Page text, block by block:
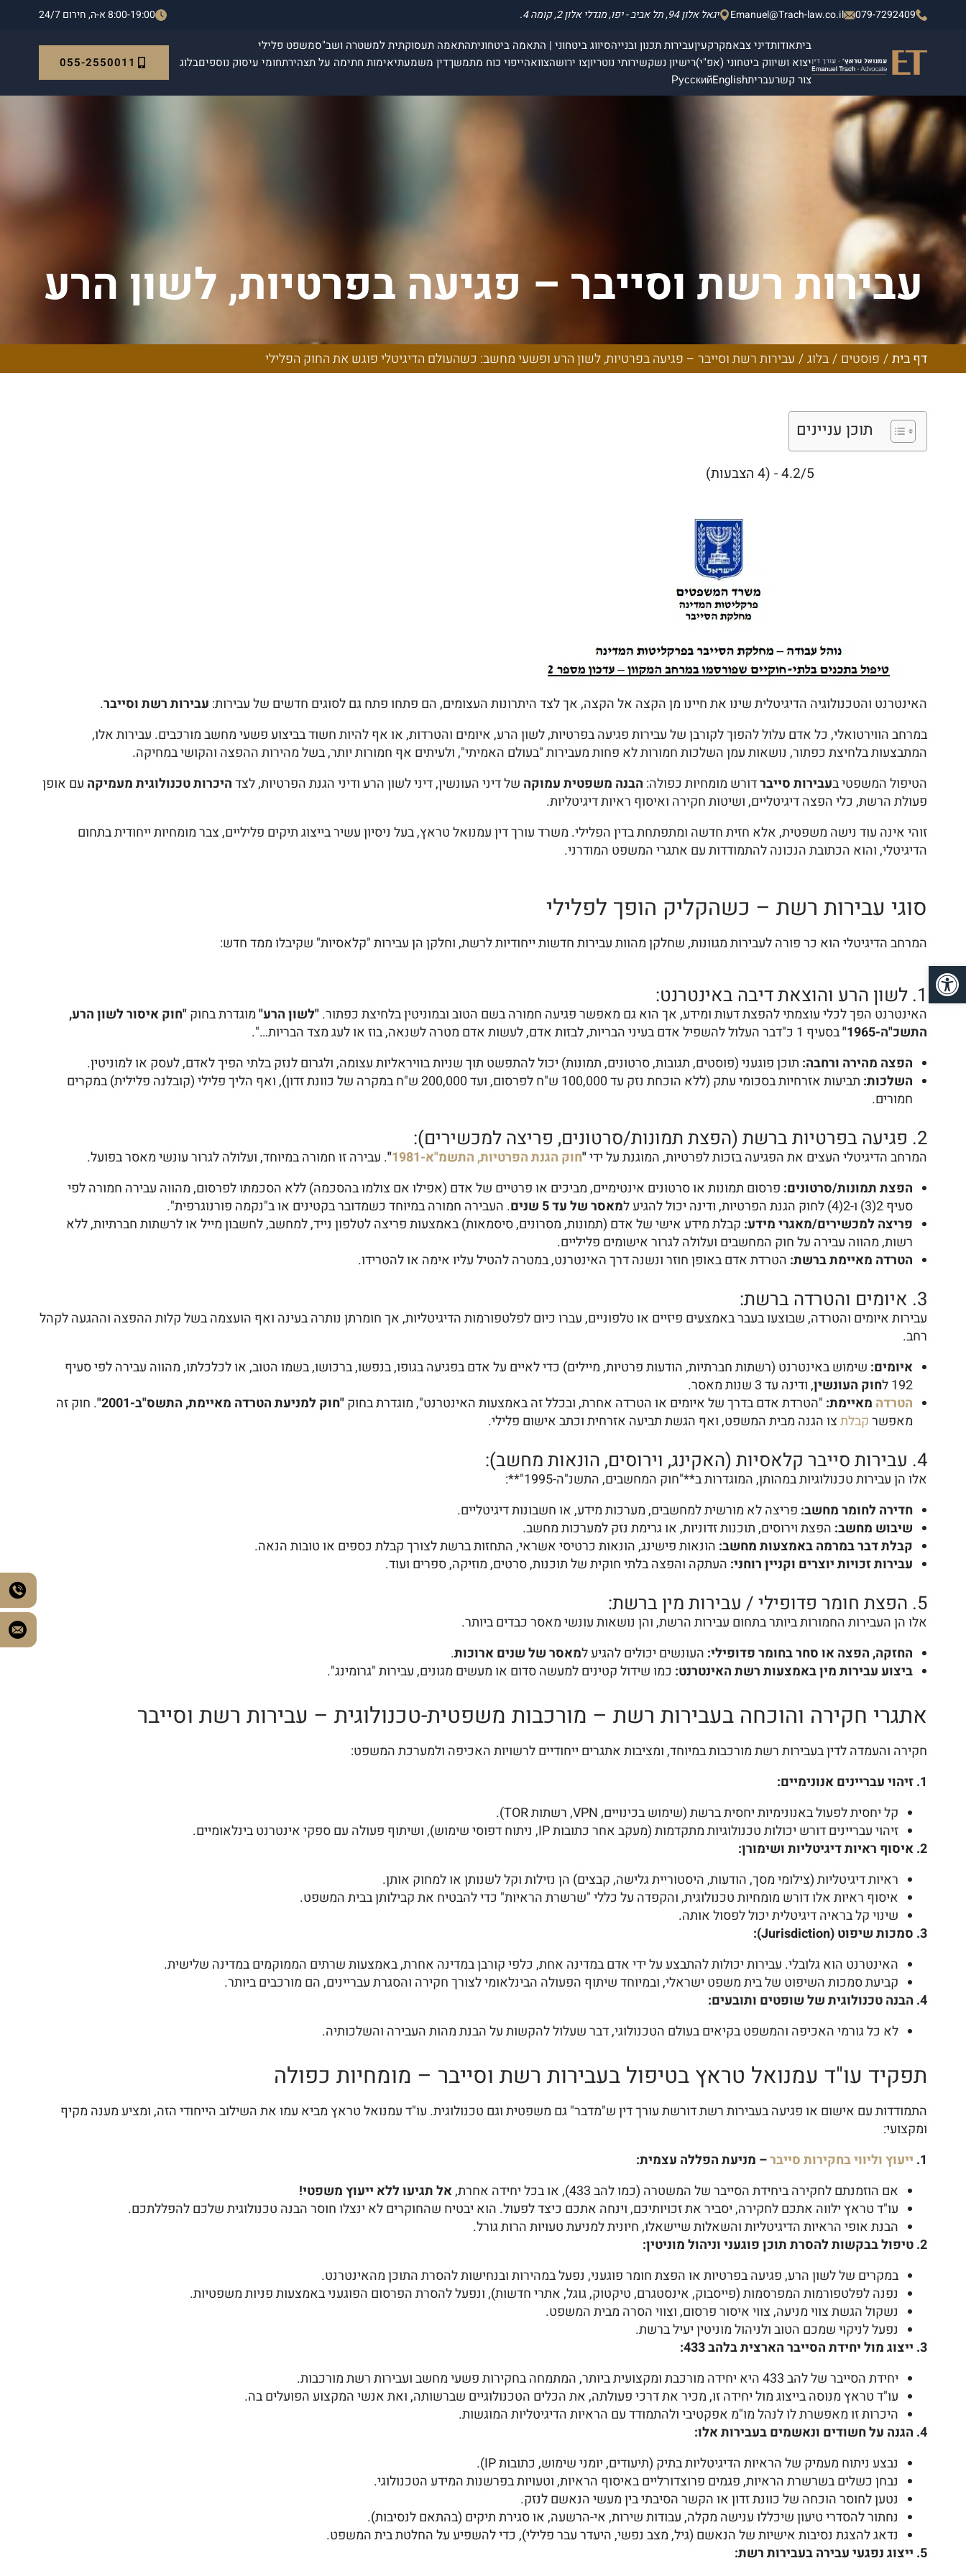
079-7292409
Emanuel@Trach-law.co.il יגאל אלון 94, תל אביב - יפו, מגדלי אלון 2, קומה 4. 8:00-19:00 א-ה, חירום 24/7
ביתאודותדיני צבאמקרקעיןעבירות תכנון ובנייהסיווג ביטחוני | התאמה ביטחוניתהתאמה תעסוקתית למשטרה ושב"סמשפט פלילי
יצוא ושיווק ביטחוני (אפ"י)רישיון נשקשירותי נוטריוןצו ירושהצוואהייפוי כוח מתמשךדין משמעתיאימות חתימה על תצהירתחומי עיסוק נוספיםבלוג
צור קשרעבריתEnglish
Русский
055-2550011
עבירות רשת וסייבר – פגיעה בפרטיות, לשון הרע
ופשעי מחשב: כשהעולם הדיגיטלי פוגש את
החוק הפלילי דף בית/ פוסטים /בלוג/ עבירות רשת וסייבר – פגיעה בפרטיות, לשון הרע ופשעי מחשב: כשהעולם הדיגיטלי פוגש את החוק הפלילי
תוכן עניינים
4.2/5 - (4 הצבעות)
האינטרנט והטכנולוגיה הדיגיטלית שינו את חיינו מן הקצה אל הקצה, אך לצד היתרונות העצומים, הם פתחו פתח גם לסוגים חדשים של עבירות: עבירות רשת וסייבר.
במרחב הווירטואלי, כל אדם עלול להפוך לקורבן של עבירות פגיעה בפרטיות, לשון הרע, איומים והטרדות, או אף להיות חשוד בביצוע פשעי מחשב מורכבים. עבירות אלו,
המתבצעות בלחיצת כפתור, נושאות עמן השלכות חמורות לא פחות מעבירות "בעולם האמיתי", ולעיתים אף חמורות יותר, בשל מהירות ההפצה והקושי במחיקה.
הטיפול המשפטי בעבירות סייברדורש מומחיות כפולה: הבנה משפטית עמוקה של דיני העונשין, דיני לשון הרע ודיני הגנת הפרטיות, לצדהיכרות טכנולוגית מעמיקה עם אופן
פעולת הרשת, כלי הפצה דיגיטליים, ושיטות חקירה ואיסוף ראיות דיגיטליות.
זוהי אינה עוד נישה משפטית, אלא חזית חדשה ומתפתחת בדין הפלילי. משרד עורך דין עמנואל טראץ, בעל ניסיון עשיר בייצוג תיקים פליליים, צבר מומחיות ייחודית בתחום
הדיגיטלי, והוא הכתובת הנכונה להתמודדות עם אתגרי המשפט המודרני.
סוגי עבירות רשת – כשהקליק הופך לפלילי
המרחב הדיגיטלי הוא כר פורה לעבירות מגוונות, שחלקן מהוות עבירות חדשות ייחודיות לרשת, וחלקן הן עבירות "קלאסיות" שקיבלו ממד חדש:
1. לשון הרע והוצאת דיבה באינטרנט:
האינטרנט הפך לכלי עוצמתי להפצת דעות ומידע, אך הוא גם מאפשר פגיעה חמורה בשם הטוב ובמוניטין בלחיצת כפתור."לשון הרע"מוגדרת בחוק"חוק איסור לשון הרע,
התשכ"ה-1965"
בסעיף 1 כ"דבר העלול להשפיל אדם בעיני הבריות, לבזות אדם, לעשות אדם מטרה לשנאה, בוז או לעג מצד הבריות…".
הפצה מהירה ורחבה: תוכן פוגעני (פוסטים, תגובות, סרטונים, תמונות) יכול להתפשט תוך שניות בוויראליות עצומה, ולגרום לנזק בלתי הפיך לאדם, לעסק או למוניטין.
השלכות:
תביעות אזרחיות בסכומי עתק (ללא הוכחת נזק עד 100,000 ש"ח לפרסום, ועד 200,000 ש"ח במקרה של כוונת זדון), ואף הליך פלילי (קובלנה פלילית) במקרים
חמורים.
2. פגיעה בפרטיות ברשת (הפצת תמונות/סרטונים, פריצה למכשירים):
המרחב הדיגיטלי העצים את הפגיעה בזכות לפרטיות, המוגנת על ידי"חוק הגנת הפרטיות, התשמ"א-1981 ". עבירה זו חמורה במיוחד, ועלולה לגרור עונשי מאסר בפועל.
הפצת תמונות/סרטונים: פרסום תמונות או סרטונים אינטימיים, מביכים או פרטיים של אדם (אפילו אם צולמו בהסכמה) ללא הסכמתו לפרסום, מהווה עבירה חמורה לפי
סעיף 2(3) ו-2(4) לחוק הגנת הפרטיות, ודינה יכול להגיע ל
מאסר של עד 5 שנים
. העבירה חמורה במיוחד כשמדובר בקטינים או ב"נקמה פורנוגרפית".
פריצה למכשירים/מאגרי מידע: קבלת מידע אישי של אדם (תמונות, מסרונים, סיסמאות) באמצעות פריצה לטלפון נייד, למחשב, לחשבון מייל או לרשתות חברתיות, ללא
רשות, מהווה עבירה על חוק המחשבים ועלולה לגרור אישומים פליליים.
הטרדה מאיימת ברשת: הטרדת אדם באופן חוזר ונשנה דרך האינטרנט, במטרה להטיל עליו אימה או להטרידו.
3. איומים והטרדה ברשת:
עבירות איומים והטרדה, שבוצעו בעבר באמצעים פיזיים או טלפוניים, עברו כיום לפלטפורמות הדיגיטליות, אך חומרתן נותרה בעינה ואף הועצמה בשל קלות ההפצה וההגעה לקהל
רחב.
איומים: שימוש באינטרנט (רשתות חברתיות, הודעות פרטיות, מיילים) כדי לאיים על אדם בפגיעה בגופו, בנפשו, ברכושו, בשמו הטוב, או לכלכלתו, מהווה עבירה לפי סעיף
192 ל חוק העונשין, ודינה עד 3 שנות מאסר.
הטרדה מאיימת: "הטרדת אדם בדרך של איומים או הטרדה אחרת, ובכלל זה באמצעות האינטרנט", מוגדרת בחוק"חוק למניעת הטרדה מאיימת, התשס"ב-2001"
. חוק זה
מאפשרקבלתצו הגנה מבית המשפט, ואף הגשת תביעה אזרחית וכתב אישום פלילי.
4. עבירות סייבר קלאסיות (האקינג, וירוסים, הונאות מחשב):
אלו הן עבירות טכנולוגיות במהותן, המוגדרות ב**"חוק המחשבים, התשנ"ה-1995"**:
חדירה לחומר מחשב: פריצה לא מורשית למחשבים, מערכות מידע, או חשבונות דיגיטליים.
שיבוש מחשב: הפצת וירוסים, תוכנות זדוניות, או גרימת נזק למערכות מחשב.
קבלת דבר במרמה באמצעות מחשב: הונאות פישינג, הונאות כרטיסי אשראי, התחזות ברשת לצורך קבלת כספים או טובות הנאה.
עבירות זכויות יוצרים וקניין רוחני: העתקה והפצה בלתי חוקית של תוכנות, סרטים, מוזיקה, ספרים ועוד.
5. הפצת חומר פדופילי / עבירות מין ברשת:
אלו הן העבירות החמורות ביותר בתחום עבירות הרשת, והן נושאות עונשי מאסר כבדים ביותר.
החזקה, הפצה או סחר בחומר פדופילי: העונשים יכולים להגיע למאסר של שנים ארוכות.
ביצוע עבירות מין באמצעות רשת האינטרנט: כמו שידול קטינים למעשה סדום או מעשים מגונים, עבירות "גרומינג".
אתגרי חקירה והוכחה בעבירות רשת – מורכבות משפטית-טכנולוגית – עבירות רשת וסייבר
חקירה והעמדה לדין בעבירות רשת מורכבות במיוחד, ומציבות אתגרים ייחודיים לרשויות האכיפה ולמערכת המשפט:
1. זיהוי עבריינים אנונימיים:
קל יחסית לפעול באנונימיות יחסית ברשת (שימוש בכינויים, VPN, רשתות TOR).
זיהוי עבריינים דורש יכולות טכנולוגיות מתקדמות (מעקב אחר כתובות IP, ניתוח דפוסי שימוש), ושיתוף פעולה עם ספקי אינטרנט בינלאומיים.
2. איסוף ראיות דיגיטליות ושימורן:
ראיות דיגיטליות (צילומי מסך, הודעות, היסטוריית גלישה, קבצים) הן נזילות וקל לשנותן או למחוק אותן.
איסוף ראיות אלו דורש מומחיות טכנולוגית, והקפדה על כללי "שרשרת הראיות" כדי להבטיח את קבילותן בבית המשפט.
שינוי קל בראיה דיגיטלית יכול לפסול אותה.
3. סמכות שיפוט (Jurisdiction):
האינטרנט הוא גלובלי. עבירות יכולות להתבצע על ידי אדם במדינה אחת, כלפי קורבן במדינה אחרת, באמצעות שרתים הממוקמים במדינה שלישית.
קביעת סמכות השיפוט של בית משפט ישראלי, ובמיוחד שיתוף הפעולה הבינלאומי לצורך חקירה והסגרת עבריינים, הם מורכבים ביותר.
4. הבנה טכנולוגית של שופטים ותובעים:
לא כל גורמי האכיפה והמשפט בקיאים בעולם הטכנולוגי, דבר שעלול להקשות על הבנת מהות העבירה והשלכותיה.
תפקיד עו"ד עמנואל טראץ בטיפול בעבירות רשת וסייבר – מומחיות כפולה
התמודדות עם אישום או פגיעה בעבירות רשת דורשת עורך דין ש"מדבר" גם משפטית וגם טכנולוגית. עו"ד עמנואל טראץ מביא עמו את השילוב הייחודי הזה, ומציע מענה מקיף
ומקצועי:
1. ייעוץ וליווי בחקירות סייבר– מניעת הפללה עצמית:
אם הוזמנתם לחקירה ביחידת הסייבר של המשטרה (כמו להב 433), או בכל יחידה אחרת,
אל תגיעו ללא ייעוץ משפטי!
עו"ד טראץ ילווה אתכם לחקירה, יסביר את זכויותיכם, וינחה אתכם כיצד לפעול. הוא יבטיח שהחוקרים לא ינצלו חוסר הבנה טכנולוגית שלכם להפללתכם.
הבנת אופי הראיות הדיגיטליות והשאלות שיישאלו, חיונית למניעת טעויות הרות גורל.
2. טיפול בבקשות להסרת תוכן פוגעני וניהול מוניטין:
במקרים של לשון הרע, פגיעה בפרטיות או הפצת חומר פוגעני, נפעל במהירות ובנחישות להסרת התוכן מהאינטרנט.
נפנה לפלטפורמות המפרסמות (פייסבוק, אינסטגרם, טיקטוק, גוגל, אתרי חדשות), ונפעל להסרת הפרסום הפוגעני באמצעות פניות משפטיות.
נשקול הגשת צווי מניעה, צווי איסור פרסום, וצווי הסרה מבית המשפט.
נפעל לניקוי שמכם הטוב ולניהול מוניטין יעיל ברשת.
3. ייצוג מול יחידת הסייבר הארצית בלהב 433:
יחידת הסייבר של להב 433 היא יחידה מורכבת ומקצועית ביותר, המתמחה בחקירות פשעי מחשב ועבירות רשת מורכבות.
עו"ד טראץ מנוסה בייצוג מול יחידה זו, מכיר את דרכי פעולתה, את הכלים הטכנולוגיים שברשותה, ואת אנשי המקצוע הפועלים בה.
היכרות זו מאפשרת לו לנהל מו"מ אפקטיבי ולהתמודד עם הראיות הדיגיטליות המוגשות.
4. הגנה על חשודים ונאשמים בעבירות אלו:
נבצע ניתוח מעמיק של הראיות הדיגיטליות בתיק (תיעודים, יומני שימוש, כתובות IP).
נבחן כשלים בשרשרת הראיות, פגמים פרוצדורליים באיסוף הראיות, וטעויות בפרשנות המידע הטכנולוגי.
נטען לחוסר הוכחה של כוונת זדון או הקשר הסיבתי בין מעשי הנאשם לנזק.
נחתור להסדרי טיעון שיכללו ענישה מקלה, עבודות שירות, אי-הרשעה, או סגירת תיקים (בהתאם לנסיבות).
נדאג להצגת נסיבות אישיות של הנאשם (גיל, מצב נפשי, היעדר עבר פלילי), כדי להשפיע על החלטת בית המשפט.
5. ייצוג נפגעי עבירה בעבירות רשת:
פתח סרגל נגישות